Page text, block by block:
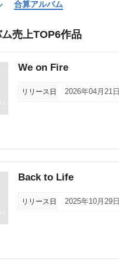
合算アルバム
売上TOP6作品
We on Fire
リリース日 2026年04月21日
Back to Life
リリース日 2025年10月29日